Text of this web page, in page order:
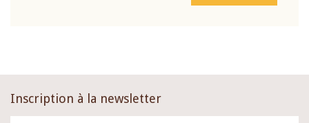
Inscription à la newsletter